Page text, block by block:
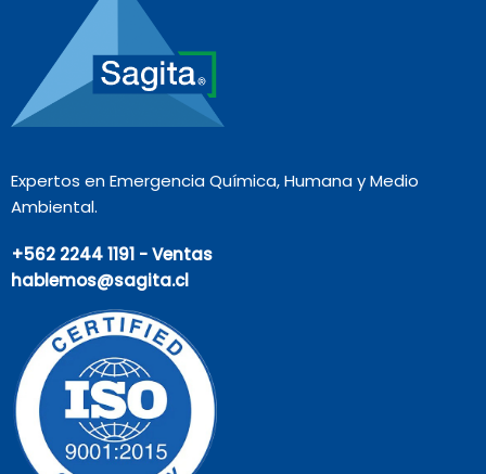
Expertos en Emergencia Química, Humana y Medio
Ambiental.
+562 2244 1191 - Ventas
hablemos@sagita.cl